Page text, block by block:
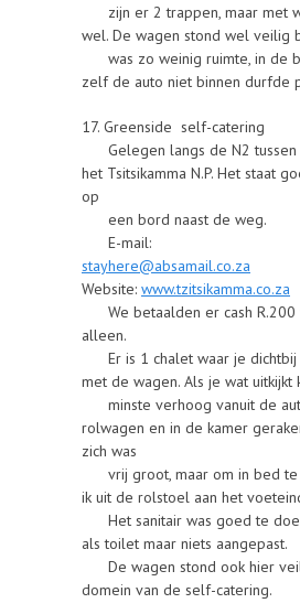
zijn er 2 trappen, maar met
wel. De wagen stond wel veilig
was zo weinig ruimte, in de
zelf de auto niet binnen durfde
17. Greenside self-catering
Gelegen langs de N2 tussen
het Tsitsikamma N.P. Het staat
op
een bord naast de weg.
E-mail:
stayhere@absamail.co.za
Website: www.tzitsikamma.co.za
We betaalden er cash R.200
alleen.
Er is 1 chalet waar je dichtbij
met de wagen. Als je wat uitkijkt
minste verhoog vanuit de
rolwagen en in de kamer
zich was
vrij groot, maar om in bed te
ik uit de rolstoel aan het
Het sanitair was goed te
als toilet maar niets aangepast.
De wagen stond ook hier
domein van de self-catering.